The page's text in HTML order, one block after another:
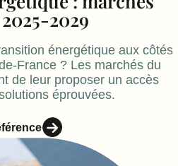
2029
énergétique aux côtés
? Les marchés du
de leur proposer un accès
éprouvées.